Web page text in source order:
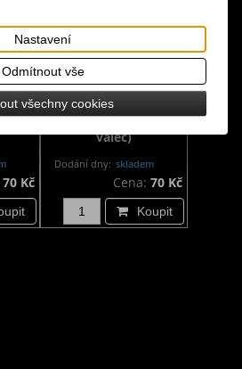
-
(1
70 Kč
Uhlíky na vykuřování -
Swift-Lite 10 ks (1
válec)
Dodání dny: skladem
Cena:70 Kč
Koupit
Nastavení
Odmítnout vše
všechny cookies